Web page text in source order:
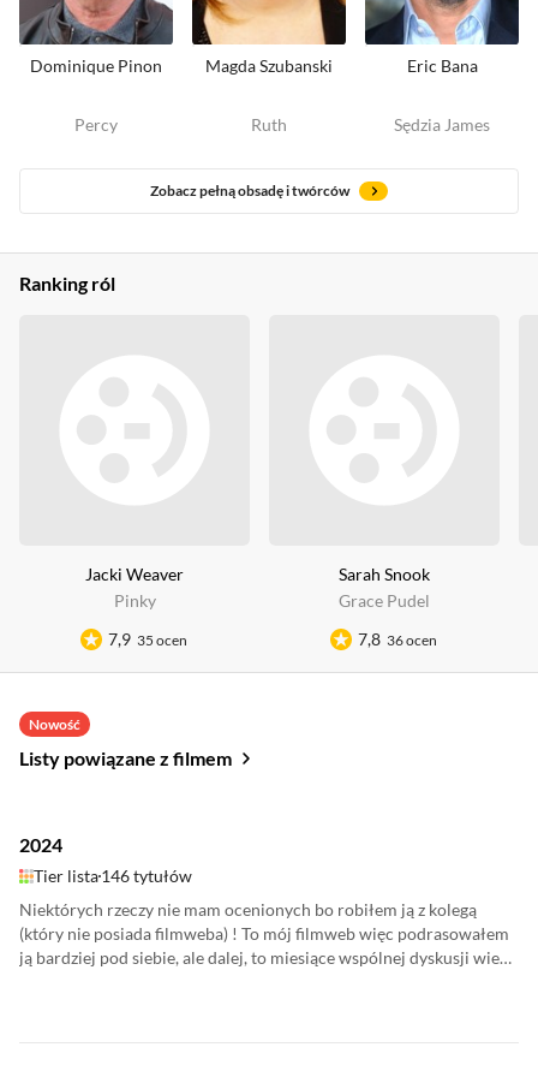
Dominique Pinon
Percy
Magda Szubanski
Ruth
Eric Bana
Sędzia James
Zobacz pełną obsadę i twórców
Ranking ról
Jacki Weaver
Pinky
7,9 35 ocen
Sarah Snook
Grace Pudel
7,8 36 ocen
Nowość
Listy powiązane z filmem
2024
Tier lista146 tytułów
Niektórych rzeczy nie mam ocenionych bo robiłem ją z kolegą
(który nie posiada filmweba) ! To mój filmweb więc podrasowałem
ją bardziej pod siebie, ale dalej, to miesiące wspólnej dyskusji wiec